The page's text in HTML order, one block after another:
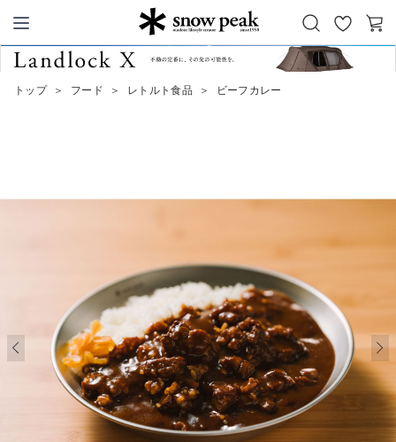
Snow Peak
お
気
カ
トップ ＞ フード ＞ レトルト食品 ＞ ビーフカレー